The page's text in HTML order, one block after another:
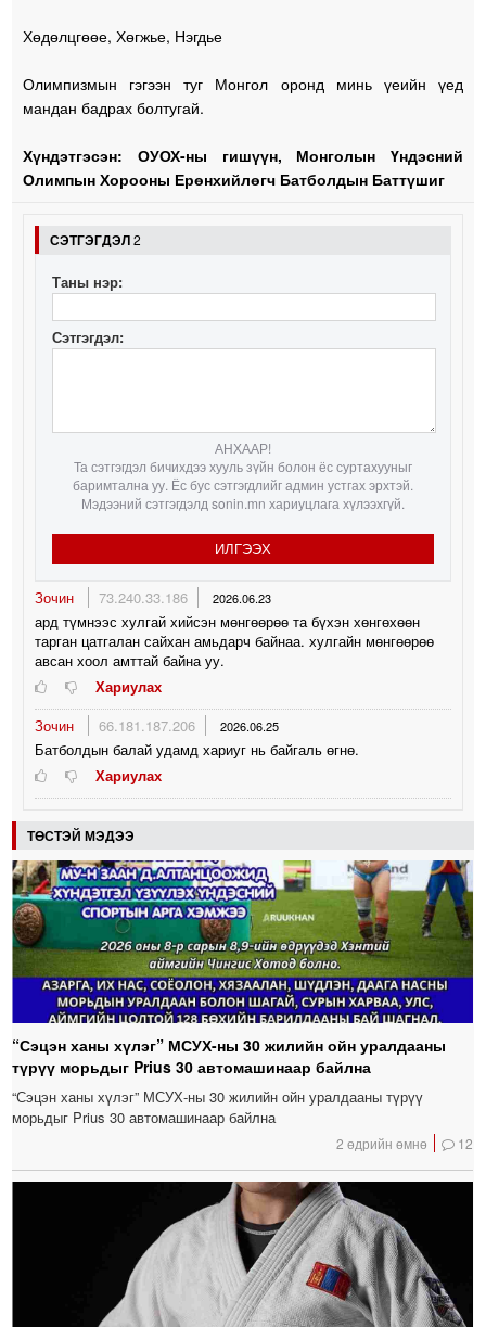
Хөдөлцгөөе, Хөгжье, Нэгдье
Олимпизмын гэгээн туг Монгол оронд минь үеийн үед
мандан бадрах болтугай.
Хүндэтгэсэн: ОУОХ-ны гишүүн, Монголын Үндэсний
Олимпын Хорооны Ерөнхийлөгч Батболдын Баттүшиг
СЭТГЭГДЭЛ2
Таны нэр:
Сэтгэгдэл:
АНХААР!
Та сэтгэгдэл бичихдээ хууль зүйн болон ёс суртахууныг
баримтална уу. Ёс бус сэтгэгдлийг админ устгах эрхтэй.
Мэдээний сэтгэгдэлд sonin.mn хариуцлага хүлээхгүй.
ИЛГЭЭХ
Зочин 73.240.33.186 2026.06.23
ард түмнээс хулгай хийсэн мөнгөөрөө та бүхэн хөнгөхөөн
тарган цатгалан сайхан амьдарч байнаа. хулгайн мөнгөөрөө
авсан хоол амттай байна уу.
Хариулах
Зочин
66.181.187.206 2026.06.25
Батболдын балай удамд хариуг нь байгаль өгнө.
Хариулах
ТӨСТЭЙ МЭДЭЭ
“Сэцэн ханы хүлэг” МСУХ-ны 30 жилийн ойн уралдааны
түрүү морьдыг Prius 30 автомашинаар байлна
“Сэцэн ханы хүлэг” МСУХ-ны 30 жилийн ойн уралдааны түрүү
морьдыг Prius 30 автомашинаар байлна
2 өдрийн өмнө 12